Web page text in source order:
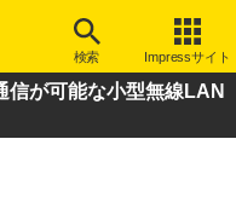
検索 Impressサイト
が可能な小型無線LAN